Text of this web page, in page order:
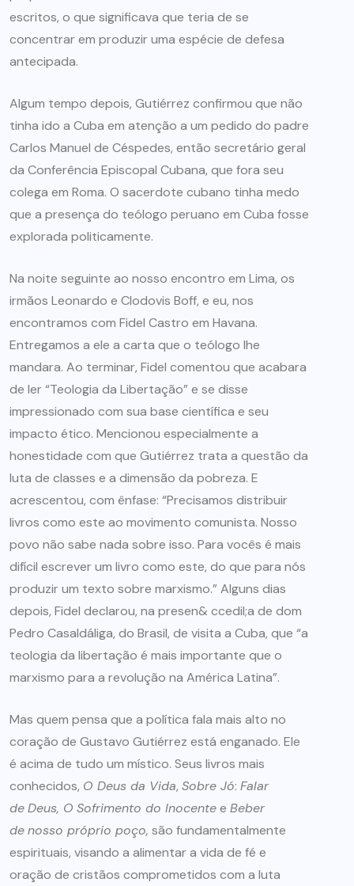
escritos, o que significava que teria de se
concentrar em produzir uma espécie de defesa
antecipada.
Algum tempo depois, Gutiérrez confirmou que não
tinha ido a Cuba em atenção a um pedido do padre
Carlos Manuel de Céspedes, então secretário geral
da Conferência Episcopal Cubana, que fora seu
colega em Roma. O sacerdote cubano tinha medo
que a presença do teólogo peruano em Cuba fosse
explorada politicamente.
Na noite seguinte ao nosso encontro em Lima, os
irmãos Leonardo e Clodovis Boff, e eu, nos
encontramos com Fidel Castro em Havana.
Entregamos a ele a carta que o teólogo lhe
mandara. Ao terminar, Fidel comentou que acabara
de ler “Teologia da Libertação” e se disse
impressionado com sua base científica e seu
impacto ético. Mencionou especialmente a
honestidade com que Gutiérrez trata a questão da
luta de classes e a dimensão da pobreza. E
acrescentou, com ênfase: “Precisamos distribuir
livros como este ao movimento comunista. Nosso
povo não sabe nada sobre isso. Para vocês é mais
difícil escrever um livro como este, do que para nós
produzir um texto sobre marxismo.” Alguns dias
depois, Fidel declarou, na presen& ccedil;a de dom
Pedro Casaldáliga, do Brasil, de visita a Cuba, que “a
teologia da libertação é mais importante que o
marxismo para a revolução na América Latina”.
Mas quem pensa que a política fala mais alto no
coração de Gustavo Gutiérrez está enganado. Ele
é acima de tudo um místico. Seus livros mais
conhecidos, O Deus da Vida, Sobre Jó: Falar
deDeus, O Sofrimento do Inocentee Beber
denosso próprio poço, são fundamentalmente
espirituais, visando a alimentar a vida de fé e
oração de cristãos comprometidos com a luta